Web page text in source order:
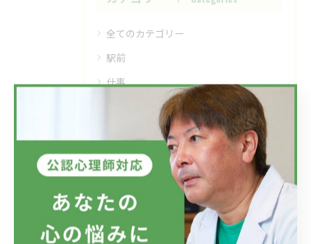
全てのカテゴリー
駅前
仕事
メンタルヘルス
最近の投稿 Recent Posts